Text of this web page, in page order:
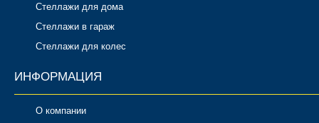
Стеллажи для дома
Стеллажи в гараж
Стеллажи для колес
ИНФОРМАЦИЯ
О компании